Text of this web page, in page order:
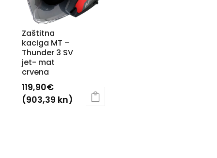
Zaštitna
kaciga MT –
Thunder 3 SV
jet- mat
crvena
119,90€
(903,39 kn)